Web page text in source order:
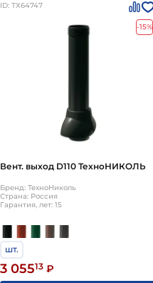
ID: ТХ64747
-15%
Вент. выход D110 ТехноНИКОЛЬ
Бренд: ТехноНиколь
Страна: Россия
Гарантия, лет: 15
шт.
3 05513 ₽